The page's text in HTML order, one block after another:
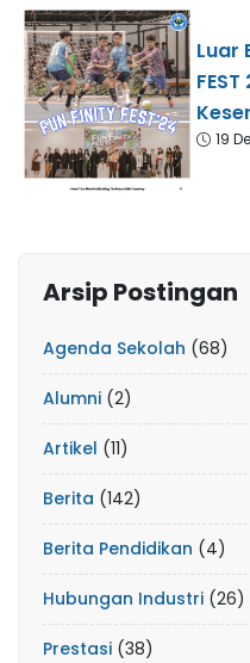
Luar
19
Arsip Postingan
Agenda Sekolah (68)
Alumni (2)
Artikel (11)
Berita (142)
Berita Pendidikan (4)
Hubungan Industri (26)
Prestasi (38)